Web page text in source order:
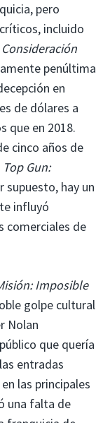
pero
incluido
Consideración
penúltima
en
de dólares a
que en 2018.
cinco años de
Top Gun:
supuesto, hay un
influyó
comerciales de
Imposible
golpe cultural
Nolan
que quería
entradas
las principales
una falta de